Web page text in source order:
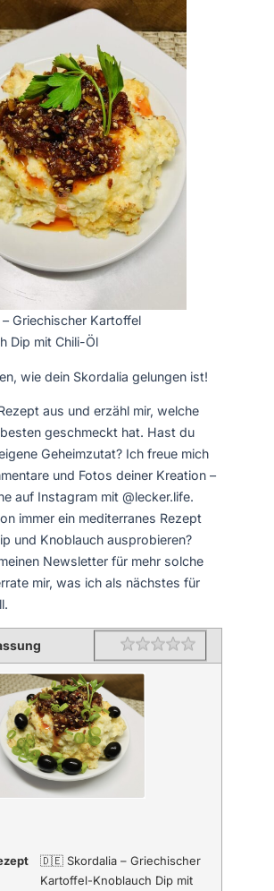
Griechischer Kartoffel
Dip mit Chili-Öl
wie dein Skordalia gelungen ist!
aus und erzähl mir, welche
geschmeckt hat. Hast du
Geheimzutat? Ich freue mich
und Fotos deiner Kreation –
auf Instagram mit @lecker.life.
immer ein mediterranes Rezept
und Knoblauch ausprobieren?
Newsletter für mehr solche
mir, was ich als nächstes für
Rating 1 star
2 stars
3 stars
4 stars
5 stars
🇩🇪 Skordalia – Griechischer
Kartoffel-Knoblauch Dip mit